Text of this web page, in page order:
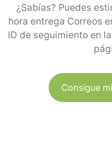
¿Sabías? Puedes
hora entrega Correos
ID de seguimiento en
Consigue